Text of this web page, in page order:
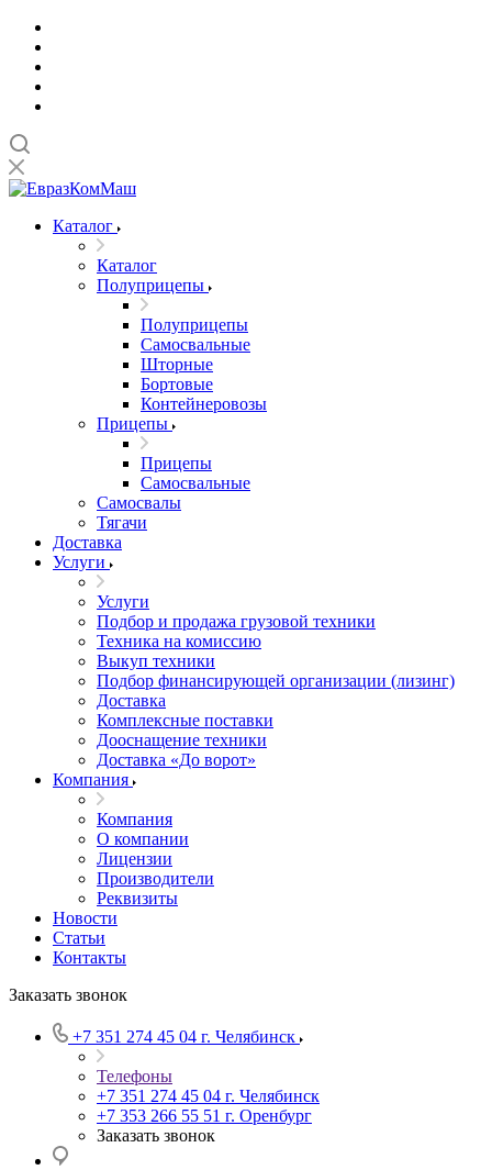
Каталог
Каталог
Полуприцепы
Полуприцепы
Самосвальные
Шторные
Бортовые
Контейнеровозы
Прицепы
Прицепы
Самосвальные
Самосвалы
Тягачи
Доставка
Услуги
Услуги
Подбор и продажа грузовой техники
Техника на комиссию
Выкуп техники
Подбор финансирующей организации (лизинг)
Доставка
Комплексные поставки
Дооснащение техники
Доставка «До ворот»
Компания
Компания
О компании
Лицензии
Производители
Реквизиты
Новости
Статьи
Контакты
Заказать звонок
+7 351 274 45 04 г. Челябинск
Телефоны
+7 351 274 45 04 г. Челябинск
+7 353 266 55 51 г. Оренбург
Заказать звонок